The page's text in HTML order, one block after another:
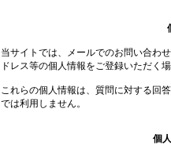
当サイトでは、メールでのお問い合わ
ドレス等の個人情報をご登録いただく場
これらの個人情報は、質問に対する回
では利用しません。
個